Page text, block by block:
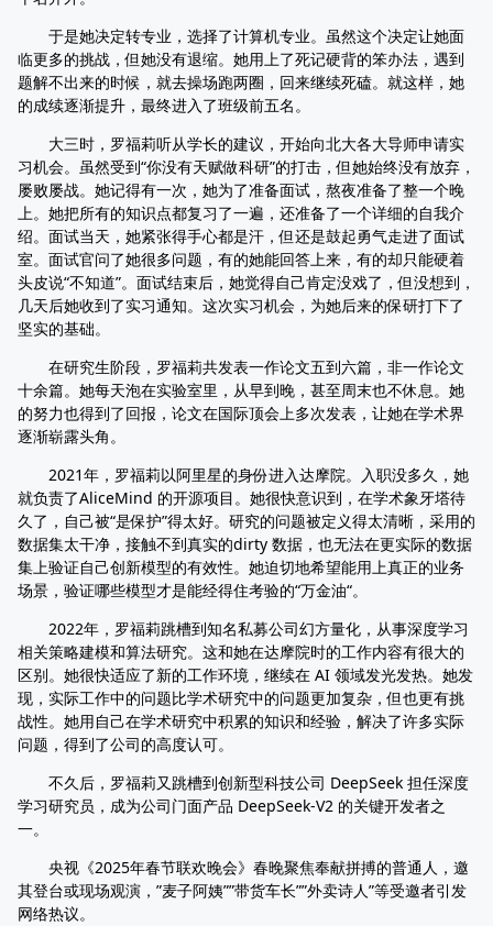
于是她决定转专业，选择了计算机专业。虽然这个决定让她面
临更多的挑战，但她没有退缩。她用上了死记硬背的笨办法，遇到
题解不出来的时候，就去操场跑两圈，回来继续死磕。就这样，她
的成续逐渐提升，最终进入了班级前五名。
大三时，罗福莉听从学长的建议，开始向北大各大导师申请实
习机会。虽然受到“你没有天赋做科研”的打击，但她始终没有放弃，
屡败屡战。她记得有一次，她为了准备面试，熬夜准备了整一个晚
上。她把所有的知识点都复习了一遍，还准备了一个详细的自我介
绍。面试当天，她紧张得手心都是汗，但还是鼓起勇气走进了面试
室。面试官问了她很多问题，有的她能回答上来，有的却只能硬着
头皮说“不知道”。面试结束后，她觉得自己肯定没戏了，但没想到，
几天后她收到了实习通知。这次实习机会，为她后来的保研打下了
坚实的基础。
在研究生阶段，罗福莉共发表一作论文五到六篇，非一作论文
十余篇。她每天泡在实验室里，从早到晚，甚至周末也不休息。她
的努力也得到了回报，论文在国际顶会上多次发表，让她在学术界
逐渐崭露头角。
2021年，罗福莉以阿里星的身份进入达摩院。入职没多久，她
就负责了AliceMind 的开源项目。她很快意识到，在学术象牙塔待
久了，自己被“是保护”得太好。研究的问题被定义得太清晰，采用的
数据集太干净，接触不到真实的dirty 数据，也无法在更实际的数据
集上验证自己创新模型的有效性。她迫切地希望能用上真正的业务
场景，验证哪些模型才是能经得住考验的“万金油“。
2022年，罗福莉跳槽到知名私募公司幻方量化，从事深度学习
相关策略建模和算法研究。这和她在达摩院时的工作内容有很大的
区别。她很快适应了新的工作环境，继续在 AI 领域发光发热。她发
现，实际工作中的问题比学术研究中的问题更加复杂，但也更有挑
战性。她用自己在学术研究中积累的知识和经验，解决了许多实际
问题，得到了公司的高度认可。
不久后，罗福莉又跳槽到创新型科技公司 DeepSeek 担任深度
学习研究员，成为公司门面产品 DeepSeek-V2 的关键开发者之
一。
央视《2025年春节联欢晚会》春晚聚焦奉献拼搏的普通人，邀
其登台或现场观演，”麦子阿姨””带货车长””外卖诗人”等受邀者引发
网络热议。